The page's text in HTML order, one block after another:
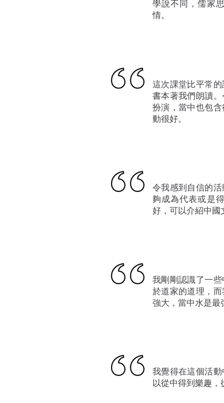
學說不同，儒家
情。
這次課堂比平常
書本著我們朗讀
扮演，當中也包
動很好。
令我感到自信的
夠成為代表或是
好，可以介紹中國
我剛剛認識了一
於道家的道理，
強大，當中水是最
我覺得在這個活
以從中得到樂趣